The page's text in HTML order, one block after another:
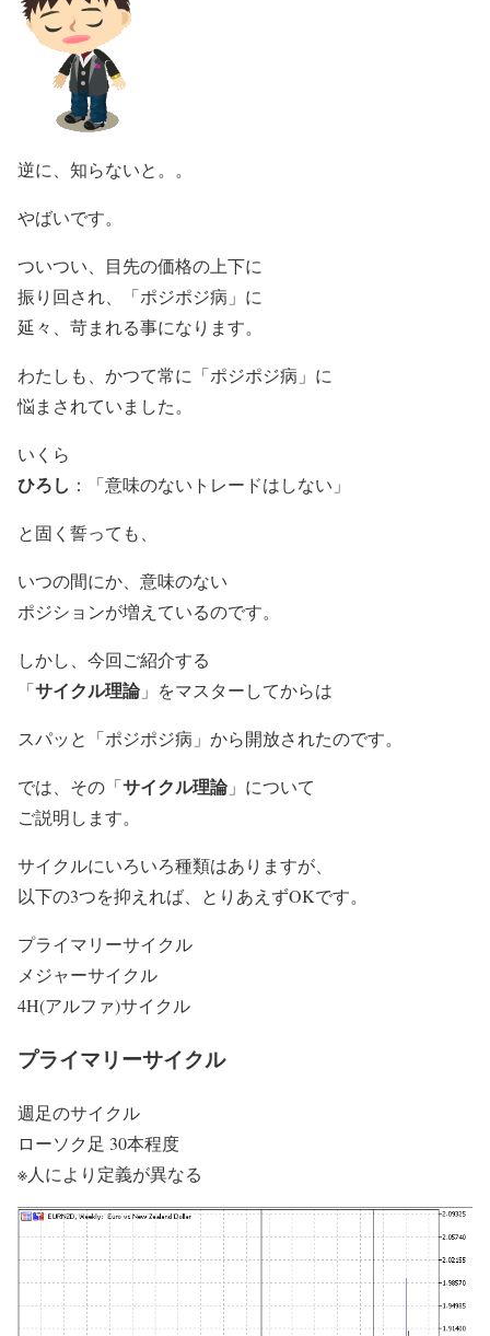
逆に、知らないと。。
やばいです。
ついつい、目先の価格の上下に
振り回され、「ポジポジ病」に
延々、苛まれる事になります。
わたしも、かつて常に「ポジポジ病」に
悩まされていました。
いくら
ひろし ：「意味のないトレードはしない」
と固く誓っても、
いつの間にか、意味のない
ポジションが増えているのです。
しかし、今回ご紹介する
「サイクル理論」をマスターしてからは
スパッと「ポジポジ病」から開放されたのです。
では、その「サイクル理論」について
ご説明します。
サイクルにいろいろ種類はありますが、
以下の3つを抑えれば、とりあえずOKです。
プライマリーサイクル
メジャーサイクル
4H(アルファ)サイクル
プライマリーサイクル
週足のサイクル
ローソク足 30本程度
※人により定義が異なる